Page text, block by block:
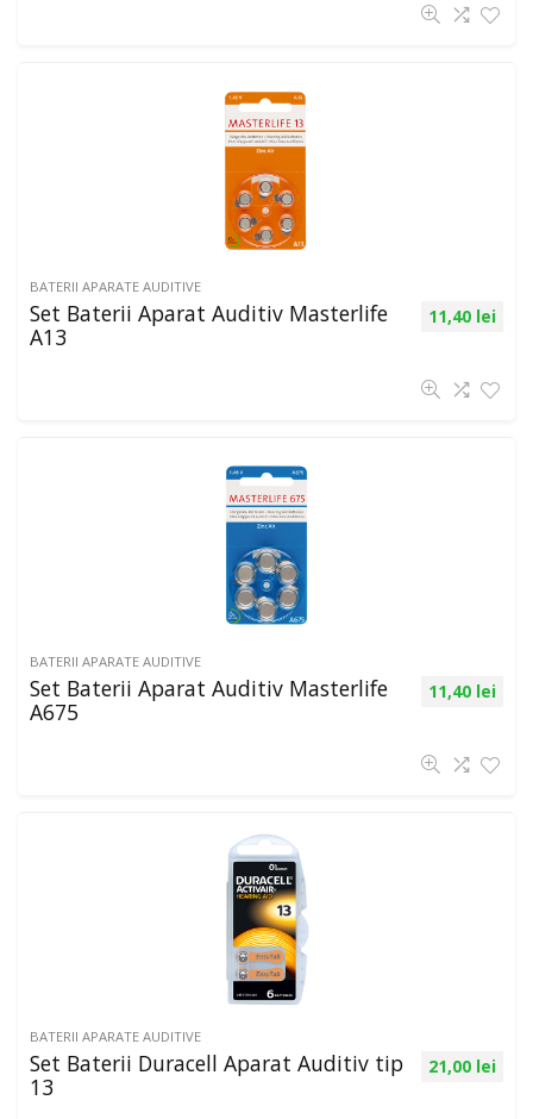
BATERII APARATE AUDITIVE
Set Baterii Aparat Auditiv Masterlife
A13
11,40 lei
BATERII APARATE AUDITIVE
Set Baterii Aparat Auditiv Masterlife
A675
11,40 lei
BATERII APARATE AUDITIVE
Set Baterii Duracell Aparat Auditiv tip
13
21,00 lei